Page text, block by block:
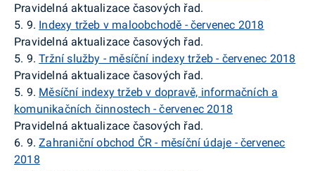
Pravidelná aktualizace časových řad.
5. 9. Indexy tržeb v maloobchodě - červenec 2018
Pravidelná aktualizace časových řad.
5. 9.Tržní služby - měsíční indexy tržeb - červenec 2018
Pravidelná aktualizace časových řad.
5. 9. Měsíční indexy tržeb v dopravě, informačních a
komunikačních činnostech - červenec 2018
Pravidelná aktualizace časových řad.
6. 9.Zahraniční obchod ČR - měsíční údaje - červenec
2018